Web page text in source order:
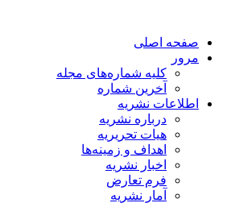
صفحه اصلی
مرور
کلیه شماره‌های مجله
آخرین شماره
اطلاعات نشریه
درباره نشریه
هیات تحریریه
اهداف و زمینه‌ها
اخبار نشریه
فرم تعارض
آمار نشریه